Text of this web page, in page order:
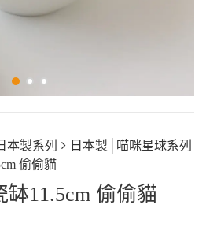
本製系列
日本製│喵咪星球系列
偷偷貓
缽11.5cm 偷偷貓